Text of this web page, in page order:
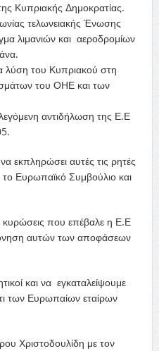
Κυπριακής Δημοκρατίας.
τελωνειακής Ένωσης
λιμανιών και αεροδρομίων
λύση του Κυπριακού στη
του ΟΗΕ και των
αντιδήλωση της Ε.Ε
να εκπληρώσει αυτές τις ρητές
Ευρωπαϊκό Συμβούλιο και
κυρώσεις που επέβαλε η Ε.Ε
αυτών των αποφάσεων
και να εγκαταλείψουμε
των Ευρωπαίων εταίρων
Χριστοδουλίδη με τον